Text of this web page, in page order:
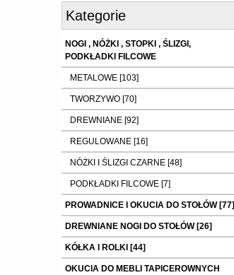
Kategorie
NOGI , NÓŻKI , STOPKI , ŚLIZGI,
PODKŁADKI FILCOWE
METALOWE [103]
TWORZYWO [70]
DREWNIANE [92]
REGULOWANE [16]
NÓŻKI I ŚLIZGI CZARNE [48]
PODKŁADKI FILCOWE [7]
PROWADNICE I OKUCIA DO STOŁÓW [77]
DREWNIANE NOGI DO STOŁÓW [26]
KÓŁKA I ROLKI [44]
OKUCIA DO MEBLI TAPICEROWNYCH